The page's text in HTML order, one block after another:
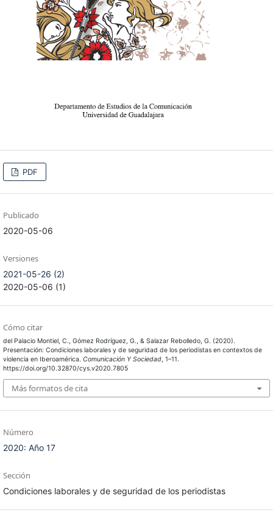
PDF
Publicado
2020-05-06
Versiones
2021-05-26 (2)
2020-05-06 (1)
Cómo citar
del Palacio Montiel, C., Gómez Rodríguez, G., & Salazar Rebolledo, G. (2020).
Presentación: Condiciones laborales y de seguridad de los periodistas en contextos de
violencia en Iberoamérica. Comunicación Y Sociedad, 1–11.
https://doi.org/10.32870/cys.v2020.7805
Más formatos de cita
Número
2020: Año 17
Sección
Condiciones laborales y de seguridad de los periodistas